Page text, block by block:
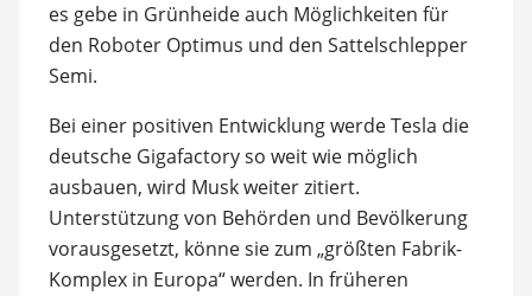
es gebe in Grünheide auch Möglichkeiten für
den Roboter Optimus und den Sattelschlepper
Semi.
Bei einer positiven Entwicklung werde Tesla die
deutsche Gigafactory so weit wie möglich
ausbauen, wird Musk weiter zitiert.
Unterstützung von Behörden und Bevölkerung
vorausgesetzt, könne sie zum „größten Fabrik-
Komplex in Europa“ werden. In früheren